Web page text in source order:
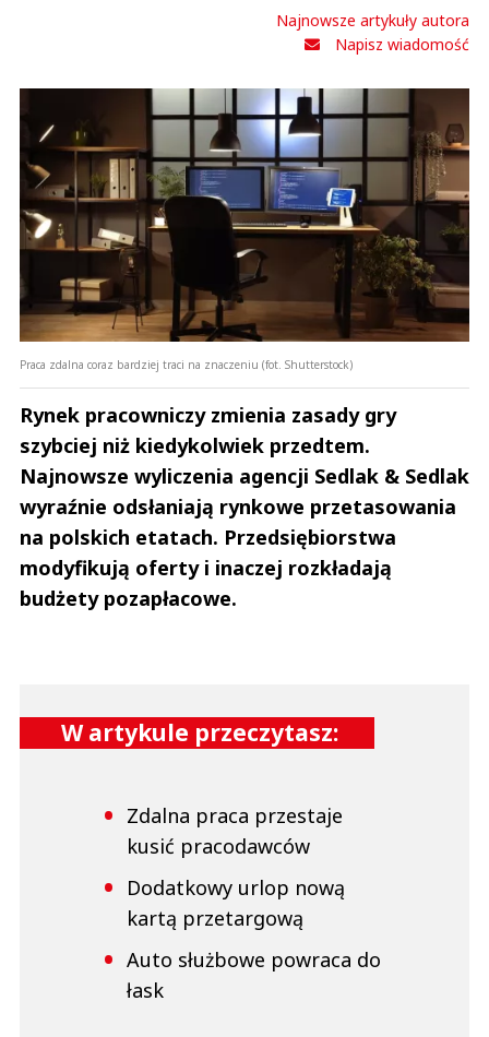
Najnowsze artykuły autora
Napisz wiadomość
Praca zdalna coraz bardziej traci na znaczeniu (fot. Shutterstock)
Rynek pracowniczy zmienia zasady gry
szybciej niż kiedykolwiek przedtem.
Najnowsze wyliczenia agencji Sedlak & Sedlak
wyraźnie odsłaniają rynkowe przetasowania
na polskich etatach. Przedsiębiorstwa
modyfikują oferty i inaczej rozkładają
budżety pozapłacowe.
W artykule przeczytasz:
Zdalna praca przestaje
kusić pracodawców
Dodatkowy urlop nową
kartą przetargową
Auto służbowe powraca do
łask